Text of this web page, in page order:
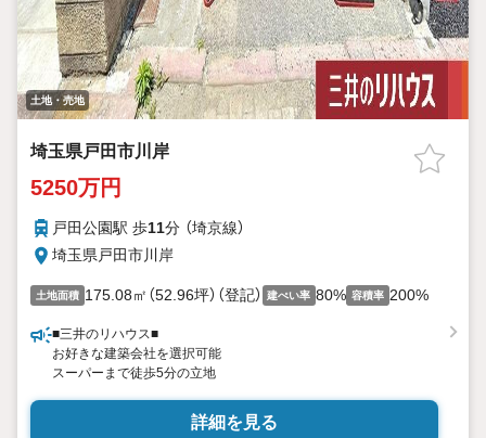
土地・売地
埼玉県戸田市川岸
5250万円
戸田公園駅 歩11分 （埼京線）
埼玉県戸田市川岸
土地面積 175.08㎡（52.96坪）（登記） 建ぺい率 80% 容積率 200%
■三井のリハウス■
お好きな建築会社を選択可能
スーパーまで徒歩5分の立地
詳細を見る